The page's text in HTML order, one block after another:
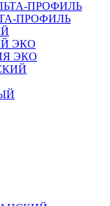
ПРОФИЛЬ
ЭКО
ЭКО